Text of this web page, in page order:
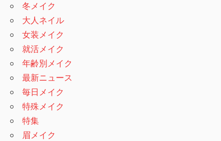
冬メイク
大人ネイル
女装メイク
就活メイク
年齢別メイク
最新ニュース
毎日メイク
特殊メイク
特集
眉メイク